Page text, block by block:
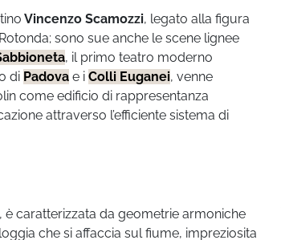
Vincenzo Scamozzi, legato alla figura
sono sue anche le scene lignee
, il primo teatro moderno
di Padova e i Colli Euganei, venne
come edificio di rappresentanza
attraverso l’efficiente sistema di
, è caratterizzata da geometrie armoniche
che si affaccia sul fiume, impreziosita